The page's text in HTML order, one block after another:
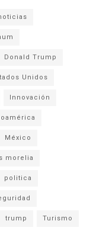
Donald Trump
Unidos
Innovación
México
morelia
politica
trump Turismo